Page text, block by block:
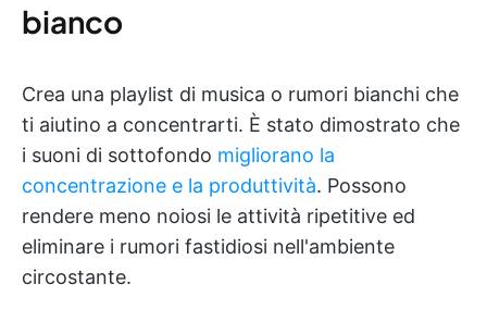
bianco
Crea una playlist di musica o rumori bianchi che
ti aiutino a concentrarti. È stato dimostrato che
i suoni di sottofondo migliorano la
concentrazione e la produttività. Possono
rendere meno noiosi le attività ripetitive ed
eliminare i rumori fastidiosi nell'ambiente
circostante.